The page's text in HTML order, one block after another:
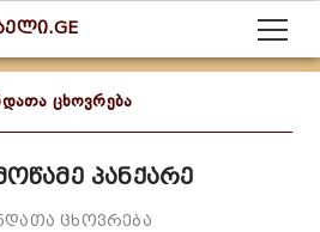
ცხოვრება
პანქარე
ცხოვრება